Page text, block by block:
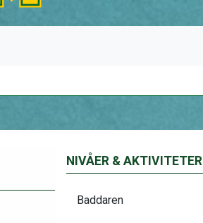
NIVÅER & AKTIVITETER
Baddaren